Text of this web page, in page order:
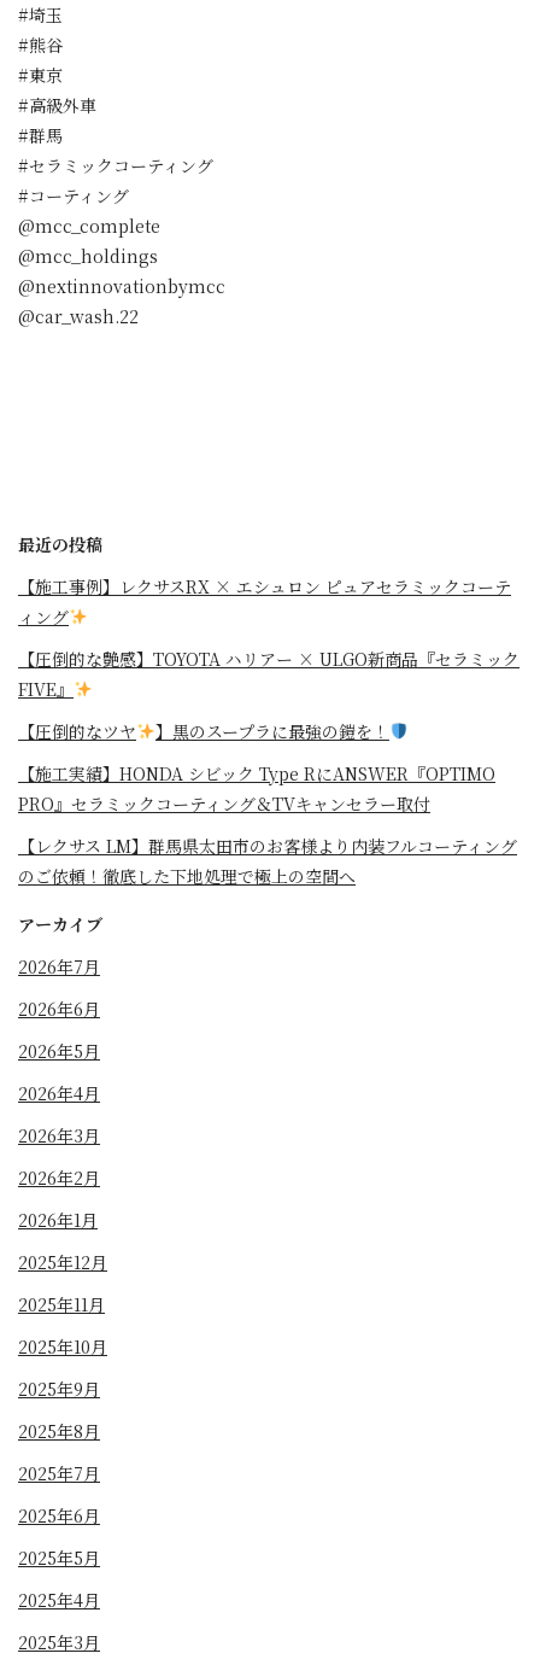
#埼玉
#熊谷
#東京
#高級外車
#群馬
#セラミックコーティング
#コーティング
@mcc_complete
@mcc_holdings
@nextinnovationbymcc
@car_wash.22
最近の投稿
【施工事例】レクサスRX × エシュロン ピュアセラミックコーテ
ィング
【圧倒的な艶感】TOYOTA ハリアー × ULGO新商品『セラミック
FIVE』
【圧倒的なツヤ
】黒のスープラに最強の鎧を！
⁡【施工実績】HONDA シビック Type RにANSWER『OPTIMO
PRO』セラミックコーティング＆TVキャンセラー取付
【レクサス LM】群馬県太田市のお客様より内装フルコーティング
のご依頼！徹底した下地処理で極上の空間へ
アーカイブ
2026年7月
2026年6月
2026年5月
2026年4月
2026年3月
2026年2月
2026年1月
2025年12月
2025年11月
2025年10月
2025年9月
2025年8月
2025年7月
2025年6月
2025年5月
2025年4月
2025年3月